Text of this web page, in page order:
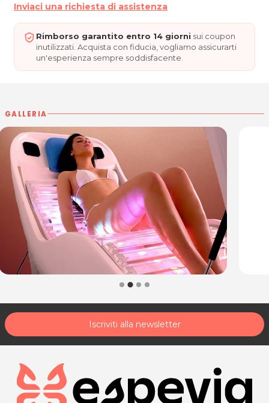
Inviaci una richiesta di assistenza
Rimborso garantito entro 14 giorni sui coupon
inutilizzati. Acquista con fiducia, vogliamo assicurarti
un'esperienza sempre soddisfacente.
GALLERIA
Iscriviti alla newsletter